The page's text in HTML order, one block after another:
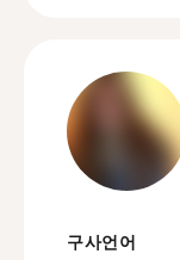
구사언어